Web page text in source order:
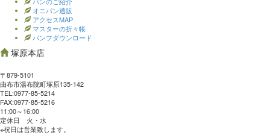
オニパン通販
アクセスMAP
マスターの折々帳
パンフダウンロード
塚原本店
〒879-5101
由布市湯布院町塚原135-142
TEL:0977‐85-5214
FAX:0977‐85-5216
11:00～16:00
定休日 火・水
※祝日は営業致します。